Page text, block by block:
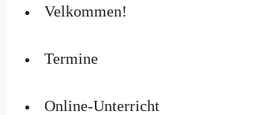
Velkommen!
Termine
Online-Unterricht